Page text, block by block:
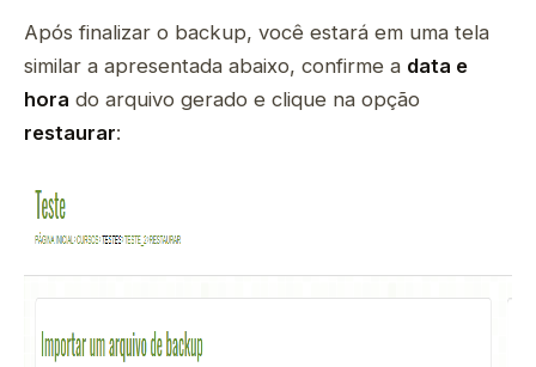
Após finalizar o backup, você estará em uma tela
similar a apresentada abaixo, confirme a data e
hora do arquivo gerado e clique na opção
restaurar: